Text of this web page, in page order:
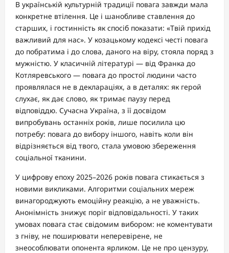
В українській культурній традиції повага завжди мала
конкретне втілення. Це і шанобливе ставлення до
старших, і гостинність як спосіб показати: «Твій прихід
важливий для нас». У козацькому кодексі честі повага
до побратима і до слова, даного на віру, стояла поряд з
мужністю. У класичній літературі — від Франка до
Котляревського — повага до простої людини часто
проявлялася не в деклараціях, а в деталях: як герой
слухає, як дає слово, як тримає паузу перед
відповіддю. Сучасна Україна, з її досвідом
випробувань останніх років, лише посилила цю
потребу: повага до вибору іншого, навіть коли він
відрізняється від твого, стала умовою збереження
соціальної тканини.
У цифрову епоху 2025–2026 років повага стикається з
новими викликами. Алгоритми соціальних мереж
винагороджують емоційну реакцію, а не уважність.
Анонімність знижує поріг відповідальності. У таких
умовах повага стає свідомим вибором: не коментувати
з гніву, не поширювати неперевірене, не
знеособлювати опонента ярликом. Це не про цензуру,